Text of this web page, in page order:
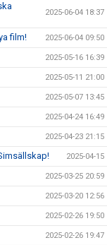
2025-06-04 18:37
film! 2025-06-04 09:50
2025-05-16 16:39
2025-05-11 21:00
2025-05-07 13:45
2025-04-24 16:49
2025-04-23 21:15
2025-04-15
2025-03-25 20:59
2025-03-20 12:56
2025-02-26 19:50
2025-02-26 19:47